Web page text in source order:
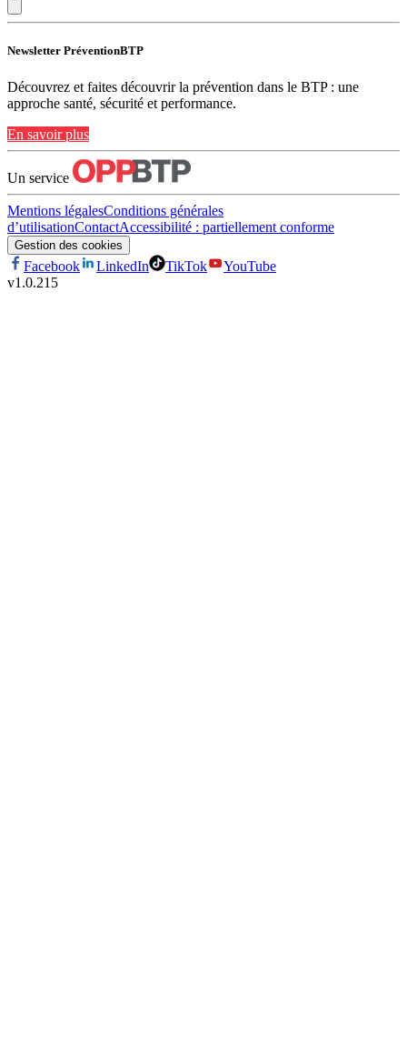
Newsletter PréventionBTP
Découvrez et faites découvrir la prévention dans le BTP : une
approche santé, sécurité et performance.
En savoir plus
Un service
Mentions légalesConditions générales
d’utilisationContactAccessibilité : partiellement conforme
Gestion des cookies
Facebook LinkedIn TikTok
YouTube
v1.0.215